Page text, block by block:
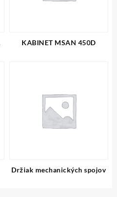
KABINET MSAN 450D
Držiak mechanických spojov